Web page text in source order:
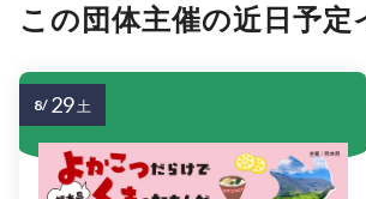
この団体主催の近日予定
8/ 29土